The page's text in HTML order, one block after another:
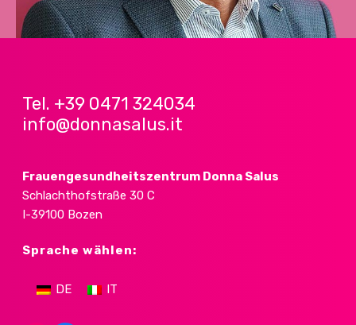
Tel. +39 0471 324034
info@donnasalus.it
Frauengesundheitszentrum Donna Salus
Schlachthofstraße 30 C
I-39100 Bozen
Sprache wählen:
DE IT